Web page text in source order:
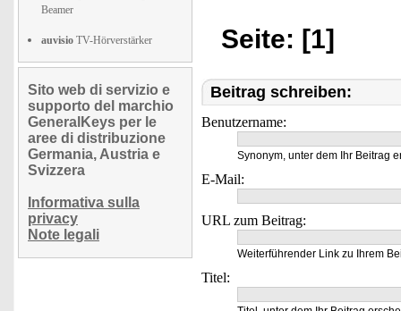
Beamer
auvisio TV-Hörverstärker
Sito web di servizio e
supporto del marchio
GeneralKeys per le
aree di distribuzione
Germania, Austria e
Svizzera
Informativa sulla
privacy
Note legali
Seite: [1]
Beitrag schreiben:
Benutzername:
Synonym, unter dem Ihr Beitrag
E-Mail:
URL zum Beitrag:
Weiterführender Link zu Ihrem
Titel: